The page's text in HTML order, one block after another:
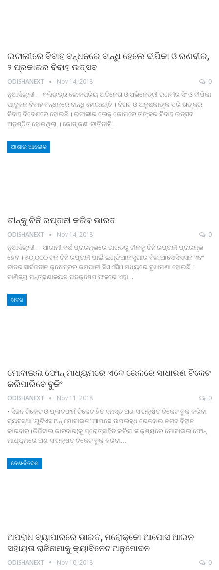
ଇଟାଲୀରେ ବିବାହ ବନ୍ଧନରେ ବାନ୍ଧି ହେଲେ ଦୀପିକା ଓ ରଣବୀର,
୨ ପ୍ରକାରର ବିବାହ ଉତ୍ସବ
ODISHANEXT Nov 14, 2018 0
ନୂଆଦିଲ୍ଲୀ . - ବଲିଉଡ୍‌ର ଲୋକପ୍ରିୟ ଅଭିନେତା ଓ ଅଭିନେତ୍ରୀ ରଣବୀର ସିଂ ଓ ଦୀପିକା
ପାଦୁକନ ବିବାହ ବନ୍ଧନରେ ବାନ୍ଧି ହୋଇଛନ୍ତି । ବିରାଟ ଓ ଅନୁଷ୍କାଙ୍କ ପରି ତାଙ୍କର
ବିବାହ ବିଦେଶରେ ହୋଇଛି । ଇଟାଲୀର ଲେକ୍‌ କୋମରେ ତାଙ୍କର ବିବାହ ଉତ୍ସବ
ଅନୁଷ୍ଠିତ ହୋଇଥିଲା । କୋଙ୍କଣୀ ରୀତିନୀତି…
ଆଶାର ଆଲୋକ
ଚୀନ୍‌କୁ ଚିନି ରପ୍ତାନୀ କରିବ ଭାରତ
ODISHANEXT Nov 14, 2018 0
ନୂଆଦିଲ୍ଲୀ . - ଆଗାମୀ ବର୍ଷ ପ୍ରାରମ୍ଭରେ ଭାରତରୁ ଚୀନକୁ ଚିନି ରପ୍ତାନୀ ପ୍ରାରମ୍ଭ
ହେବ । ୫୦,୦୦୦ ଟନ ଚିନି ରପ୍ତାନୀ ପାଇଁ ଇଣ୍ଡିଆନ ସୁଗାର ବିଲ ଆସୋସିଏସନ ଏବଂ
ଚୀନର ସାର୍ବଜନୀନ କ୍ଷେତ୍ରର କମ୍ପାନୀ ସିଓଏସିଓ ମଧ୍ୟରେ ବୁଝାମଣା ହୋଇଛି ।
ବାଣିଜ୍ୟ ମନ୍ତ୍ରଣାଳୟର ପଦକ୍ଷେପ ଫଳରେ ଏହା…
ଖବର
ମୋବାଇଲ ଫୋନ୍ ମାଧ୍ୟମରେ ଏବେ ରେଳରେ ସାଧାରଣ ଟିକେଟ
କରିପାରିବେ ବୁକିଂ
ODISHANEXT Nov 11, 2018 0
• ସିଜନ ଟିକେଟ ଓ ପ୍ଲାଟଫର୍ମ ଟିକେଟ ହିତ ସମସ୍ତ ଅଣ-ସଂରକ୍ଷିତ ଟିକେଟ ବୁକ୍ କରିବା
ବ୍ୟବସ୍ଥା ‘ୟୁଟିଏସ ଅନ୍ ମୋବାଇଲ’ ଆପରେ ଉପଲବ୍ଧ ରେଳବାଇ ନଗଦ ବିହୀନ
କାରବାର (ଡିଜିଟାଲ କାରବାର)କୁ ପ୍ରୋତ୍ସାହିତ କରିବା ଲକ୍ଷ୍ୟରେ ମୋବାଇଲ ଫୋନ୍
ମାଧ୍ୟମରେ ଅଣ-ସଂରକ୍ଷିତ ଟିକେଟ ବୁକ୍ କରିବା…
ଦେଶ-ବିଦେଶ
ଅପରାଧ ବ୍ୟାପାରରେ ଭାରତ, ମରୋକ୍କୋ ଆପୋସ ଆଇନ
ସହାୟତା ରାଜିନାମାକୁ କ୍ୟାବିନେଟ ଅନୁମୋଦନ
ODISHANEXT Nov 10, 2018 0